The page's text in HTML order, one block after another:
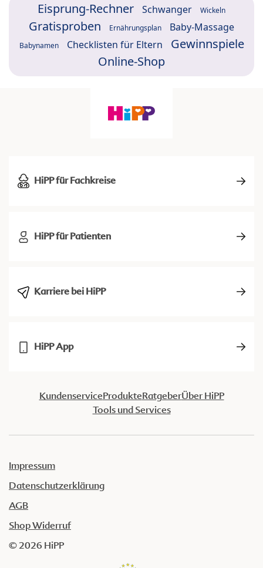
Eisprung-Rechner Schwanger Wickeln
Gratisproben Ernährungsplan Baby-Massage
Babynamen Checklisten für Eltern
Gewinnspiele
Online-Shop
HiPP für Fachkreise
HiPP für Patienten
Karriere bei HiPP
HiPP App
KundenserviceProdukteRatgeberÜber HiPP
Tools und Services
Impressum
Datenschutzerklärung
AGB
Shop Widerruf
© 2026 HiPP